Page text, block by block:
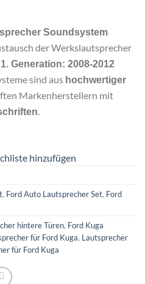
Soundsystem
der Werkslautsprecher
Generation: 2008-2012
sind aus hochwertiger
Markenherstellern mit
.
hinzufügen
, Ford Auto Lautsprecher Set, Ford
hintere Türen, Ford Kuga
für Ford Kuga, Lautsprecher
für Ford Kuga